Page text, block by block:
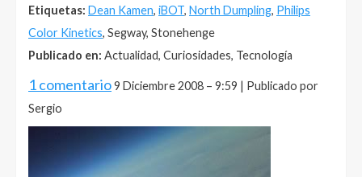
Etiquetas: Dean Kamen, iBOT, North Dumpling, Philips
Color Kinetics, Segway, Stonehenge
Publicado en: Actualidad, Curiosidades, Tecnología
1 comentario9 Diciembre 2008 – 9:59 | Publicado por
Sergio